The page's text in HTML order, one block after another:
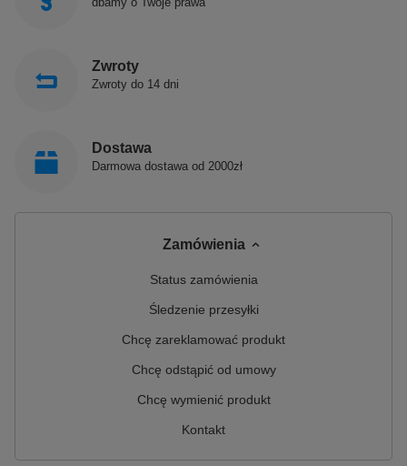
Zwroty
Zwroty do 14 dni
Dostawa
Darmowa dostawa od 2000zł
Zamówienia
Status zamówienia
Śledzenie przesyłki
Chcę zareklamować produkt
Chcę odstąpić od umowy
Chcę wymienić produkt
Kontakt